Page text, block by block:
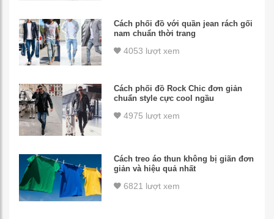
Cách phối đồ với quần jean rách gối
nam chuẩn thời trang
4053 lượt xem
Cách phối đồ Rock Chic đơn giản
chuẩn style cực cool ngầu
4975 lượt xem
Cách treo áo thun không bị giãn đơn
giản và hiệu quả nhất
6821 lượt xem